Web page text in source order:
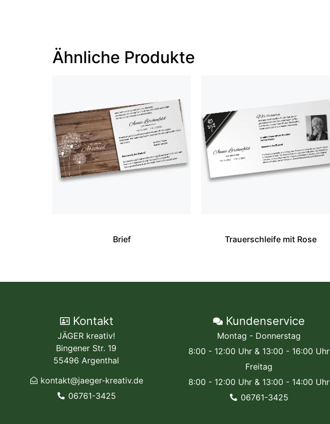
Ähnliche Produkte
Brief Trauerschleife mit Rose
Kontakt
JÄGER kreativ!
Bingener Str. 19
55496 Argenthal
kontakt@jaeger-kreativ.de
06761-3425
Kundenservice
Montag - Donnerstag
8:00 - 12:00 Uhr & 13:00 - 16:00 Uhr
Freitag
8:00 - 12:00 Uhr & 13:00 - 14:00 Uhr
06761-3425